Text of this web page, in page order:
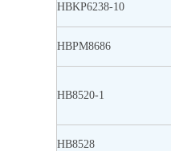
HBKP6238-10
HBPM8686
HB8520-1
HB8528